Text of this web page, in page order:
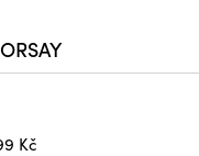
Kč